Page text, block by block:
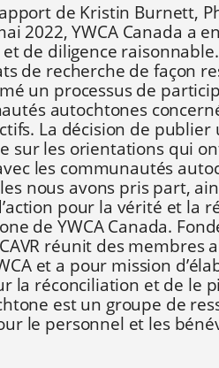
de Kristin Burnett,
2022, YWCA Canada a
de diligence
de recherche de façon
un processus de
autochtones
La décision de
sur les orientations qui
les communautés
nous avons pris part,
pour la vérité et la
de YWCA Canada.
réunit des membres
et a pour mission
la réconciliation et de le
est un groupe de
le personnel et les